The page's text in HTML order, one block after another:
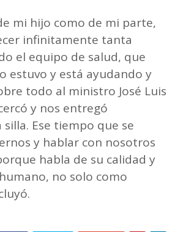
mi hijo como de mi parte,
infinitamente tanta
el equipo de salud, que
estuvo y está ayudando y
todo al ministro José Luis
y nos entregó
Ese tiempo que se
y hablar con nosotros
habla de su calidad y
no solo como